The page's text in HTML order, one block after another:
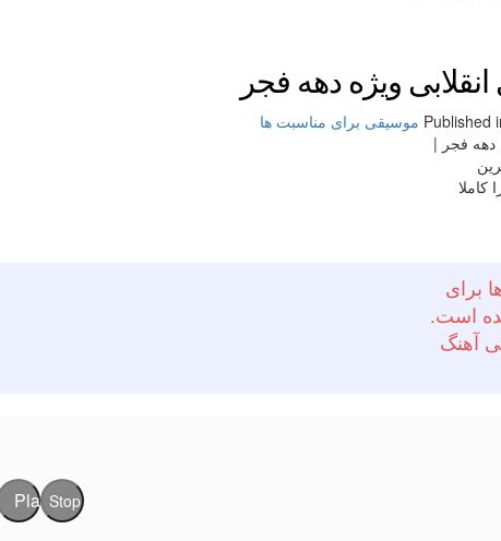
ویژه دهه فجر
موسیقی برای مناسبت ها
دهه فجر |
دهه فجر و 22 بهمن را کاملا
برای
است.
آهنگ
Play Stop